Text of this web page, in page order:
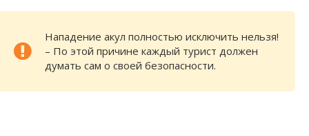
Нападение акул полностью исключить нельзя!
– По этой причине каждый турист должен
думать сам о своей безопасности.